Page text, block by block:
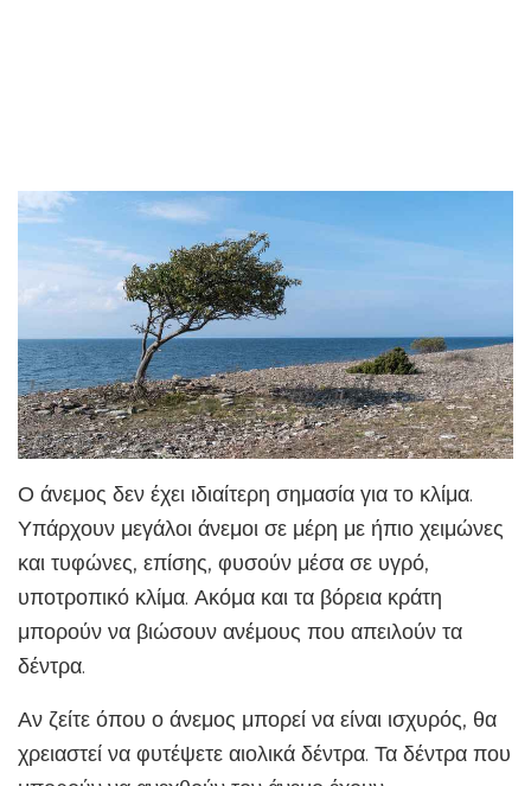
Ο άνεμος δεν έχει ιδιαίτερη σημασία για το κλίμα.
Υπάρχουν μεγάλοι άνεμοι σε μέρη με ήπιο χειμώνες
και τυφώνες, επίσης, φυσούν μέσα σε υγρό,
υποτροπικό κλίμα. Ακόμα και τα βόρεια κράτη
μπορούν να βιώσουν ανέμους που απειλούν τα
δέντρα.
Αν ζείτε όπου ο άνεμος μπορεί να είναι ισχυρός, θα
χρειαστεί να φυτέψετε αιολικά δέντρα. Τα δέντρα που